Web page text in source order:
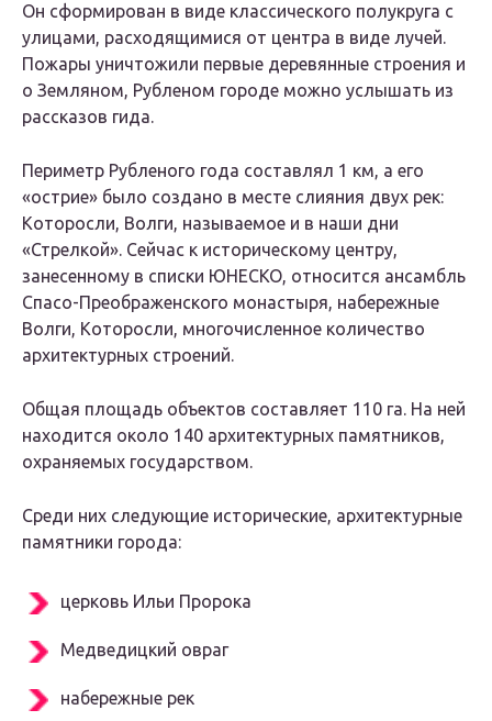
Он сформирован в виде классического полукруга с
улицами, расходящимися от центра в виде лучей.
Пожары уничтожили первые деревянные строения и
о Земляном, Рубленом городе можно услышать из
рассказов гида.
Периметр Рубленого года составлял 1 км, а его
«острие» было создано в месте слияния двух рек:
Которосли, Волги, называемое и в наши дни
«Стрелкой». Сейчас к историческому центру,
занесенному в списки ЮНЕСКО, относится ансамбль
Спасо-Преображенского монастыря, набережные
Волги, Которосли, многочисленное количество
архитектурных строений.
Общая площадь объектов составляет 110 га. На ней
находится около 140 архитектурных памятников,
охраняемых государством.
Среди них следующие исторические, архитектурные
памятники города:
церковь Ильи Пророка
Медведицкий овраг
набережные рек